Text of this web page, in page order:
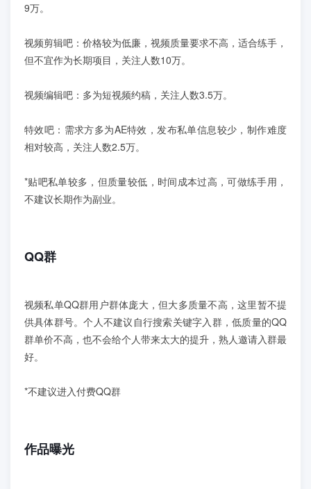
9万。
视频剪辑吧：价格较为低廉，视频质量要求不高，适合练手，
但不宜作为长期项目，关注人数10万。
视频编辑吧：多为短视频约稿，关注人数3.5万。
特效吧：需求方多为AE特效，发布私单信息较少，制作难度
相对较高，关注人数2.5万。
*贴吧私单较多，但质量较低，时间成本过高，可做练手用，
不建议长期作为副业。
QQ群
视频私单QQ群用户群体庞大，但大多质量不高，这里暂不提
供具体群号。个人不建议自行搜索关键字入群，低质量的QQ
群单价不高，也不会给个人带来太大的提升，熟人邀请入群最
好。
*不建议进入付费QQ群
作品曝光